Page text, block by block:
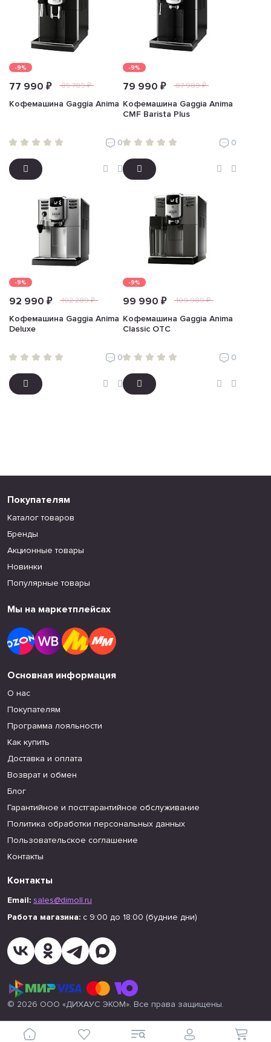
-9%
77 990 ₽ 85 789 ₽
Кофемашина Gaggia Anima
0
-9%
79 990 ₽ 87 989 ₽
Кофемашина Gaggia Anima
CMF Barista Plus
0
-9%
92 990 ₽ 102 289 ₽
Кофемашина Gaggia Anima
Deluxe
0
-9%
99 990 ₽ 109 989 ₽
Кофемашина Gaggia Anima
Classic OTC
0
Покупателям
Каталог товаров
Бренды
Акционные товары
Новинки
Популярные товары
Мы на маркетплейсах
Основная информация
О нас
Покупателям
Программа лояльности
Как купить
Доставка и оплата
Возврат и обмен
Блог
Гарантийное и постгарантийное обслуживание
Политика обработки персональных данных
Пользовательское соглашение
Контакты
Контакты
Email: sales@dimoll.ru
Работа магазина: с 9:00 до 18:00 (будние дни)
© 2026 ООО «ДИХАУС ЭКОМ». Все права защищены.